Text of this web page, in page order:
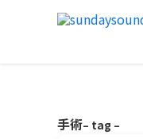
手術– tag –